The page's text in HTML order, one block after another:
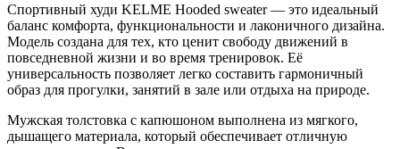
Спортивный худи KELME Hooded sweater — это идеальный
баланс комфорта, функциональности и лаконичного дизайна.
Модель создана для тех, кто ценит свободу движений в
повседневной жизни и во время тренировок. Её
универсальность позволяет легко составить гармоничный
образ для прогулки, занятий в зале или отдыха на природе.
Мужская толстовка с капюшоном выполнена из мягкого,
дышащего материала, который обеспечивает отличную